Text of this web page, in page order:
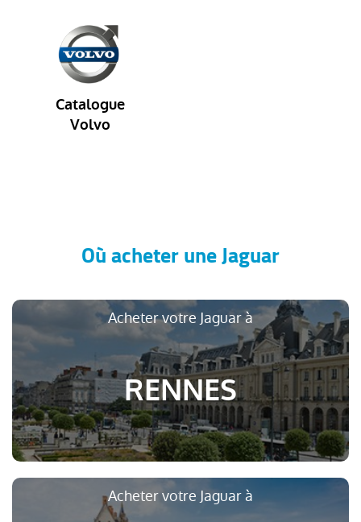
Catalogue
Volvo
Où acheter une Jaguar
Acheter votre Jaguar à
RENNES
Acheter votre Jaguar à